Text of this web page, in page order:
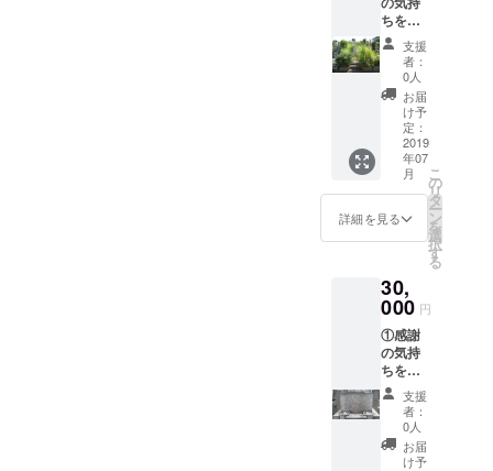
ちを込
めて、
施工前
と施工
後の完
成写真
付き
の、 お
礼メー
ルをお
送りさ
せて頂
きま
紹介時
に名前
を記
載。 ③
関東
（東
京・神
奈川・
千葉・
埼玉）
15000
支援
者：
0人
お届
け予
定：
2019
年07
月
詳細を見る
こ
の
リ
タ
ー
ン
を
選
択
す
る
30,
000 円
①感謝
の気持
ちを込
めて、
施工前
と施工
後の完
成写真
支援
者：
0人
お届
け予